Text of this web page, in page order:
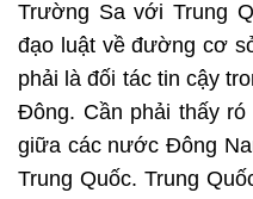
Trường Sa với Trung
đạo luật về đường cơ
phải là đối tác tin cậy
Đông. Cần phải thấy
giữa các nước Đông
Trung Quốc. Trung